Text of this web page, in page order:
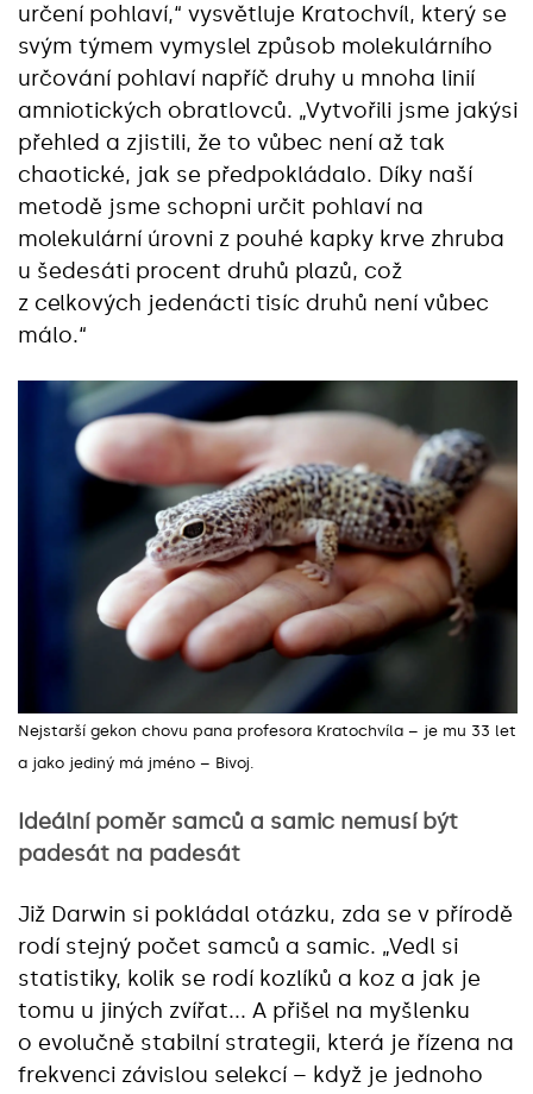
určení pohlaví,“‎ vysvětluje Kratochvíl, který se
svým týmem vymyslel způsob molekulárního
určování pohlaví napříč druhy u mnoha linií
amniotických obratlovců. „Vytvořili jsme jakýsi
přehled a zjistili, že to vůbec není až tak
chaotické, jak se předpokládalo. Díky naší
metodě jsme schopni určit pohlaví na
molekulární úrovni z pouhé kapky krve zhruba
u šedesáti procent druhů plazů, což
z celkových jedenácti tisíc druhů není vůbec
málo.“‎
Nejstarší gekon chovu pana profesora Kratochvíla – je mu 33 let
a jako jediný má jméno – Bivoj.
Ideální poměr samců a samic nemusí být
padesát na padesát
Již Darwin si pokládal otázku, zda se v přírodě
rodí stejný počet samců a samic. „Vedl si
statistiky, kolik se rodí kozlíků a koz a jak je
tomu u jiných zvířat... A přišel na myšlenku
o evolučně stabilní strategii, která je řízena na
frekvenci závislou selekcí – když je jednoho